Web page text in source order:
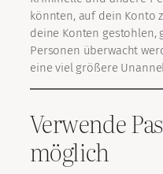
könnten, auf dein Konto
deine Konten gestohlen,
Personen überwacht
eine viel größere
Verwende
möglich